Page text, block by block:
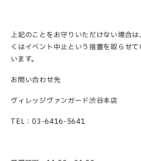
上記のことをお守りいただけない場合
くはイベント中止という措置を取らせ
います。
お問い合わせ先
ヴィレッジヴァンガード渋谷本店
TEL：03-6416-5641